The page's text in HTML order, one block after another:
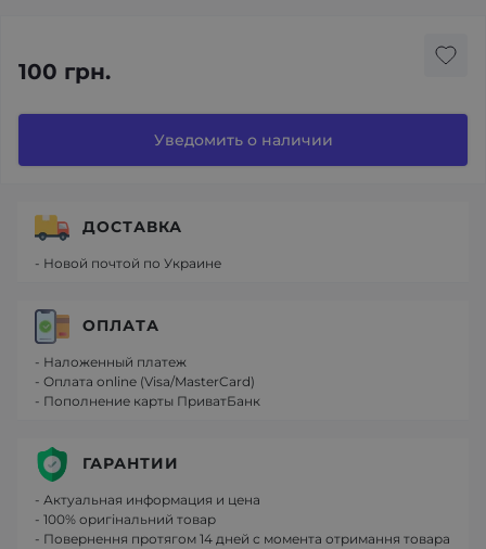
100 грн.
Уведомить о наличии
ДОСТАВКА
- Новой почтой по Украине
ОПЛАТА
- Наложенный платеж
- Оплата online (Visa/MasterCard)
- Пополнение карты ПриватБанк
ГАРАНТИИ
- Актуальная информация и цена
- 100% оригінальний товар
- Повернення протягом 14 дней с момента отримання товара